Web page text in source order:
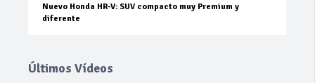
Nuevo Honda HR-V: SUV compacto muy Premium y
diferente
Últimos Vídeos